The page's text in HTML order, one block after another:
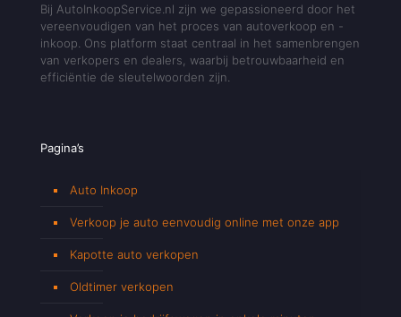
Bij AutoInkoopService.nl zijn we gepassioneerd door het
vereenvoudigen van het proces van autoverkoop en -
inkoop. Ons platform staat centraal in het samenbrengen
van verkopers en dealers, waarbij betrouwbaarheid en
efficiëntie de sleutelwoorden zijn.
Pagina’s
Auto Inkoop
Verkoop je auto eenvoudig online met onze app
Kapotte auto verkopen
Oldtimer verkopen